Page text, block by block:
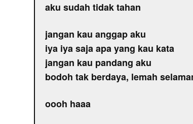
aku sudah tidak tahan
jangan kau anggap aku
iya iya saja apa yang kau kata
jangan kau pandang aku
bodoh tak berdaya, lemah
oooh haaa